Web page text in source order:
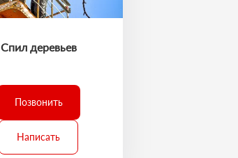
Спил деревьев
Позвонить
Написать